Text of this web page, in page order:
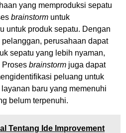
yang memproduksi sepatu
brainstorm untuk
untuk produk sepatu. Dengan
perusahaan dapat
sepatu yang lebih nyaman,
Proses brainstorm juga dapat
peluang untuk
baru yang memenuhi
belum terpenuhi.
Tentang Ide Improvement